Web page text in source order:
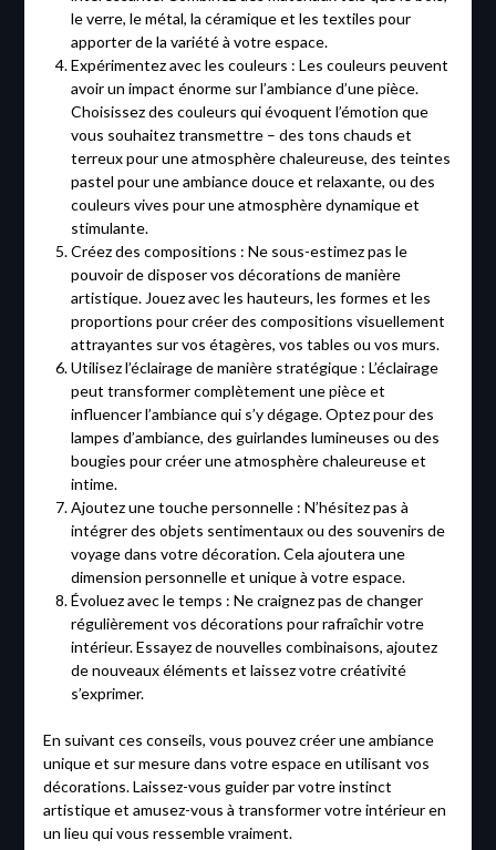
le verre, le métal, la céramique et les textiles pour
apporter de la variété à votre espace.
Expérimentez avec les couleurs : Les couleurs peuvent
avoir un impact énorme sur l’ambiance d’une pièce.
Choisissez des couleurs qui évoquent l’émotion que
vous souhaitez transmettre – des tons chauds et
terreux pour une atmosphère chaleureuse, des teintes
pastel pour une ambiance douce et relaxante, ou des
couleurs vives pour une atmosphère dynamique et
stimulante.
Créez des compositions : Ne sous-estimez pas le
pouvoir de disposer vos décorations de manière
artistique. Jouez avec les hauteurs, les formes et les
proportions pour créer des compositions visuellement
attrayantes sur vos étagères, vos tables ou vos murs.
Utilisez l’éclairage de manière stratégique : L’éclairage
peut transformer complètement une pièce et
influencer l’ambiance qui s’y dégage. Optez pour des
lampes d’ambiance, des guirlandes lumineuses ou des
bougies pour créer une atmosphère chaleureuse et
intime.
Ajoutez une touche personnelle : N’hésitez pas à
intégrer des objets sentimentaux ou des souvenirs de
voyage dans votre décoration. Cela ajoutera une
dimension personnelle et unique à votre espace.
Évoluez avec le temps : Ne craignez pas de changer
régulièrement vos décorations pour rafraîchir votre
intérieur. Essayez de nouvelles combinaisons, ajoutez
de nouveaux éléments et laissez votre créativité
s’exprimer.
En suivant ces conseils, vous pouvez créer une ambiance
unique et sur mesure dans votre espace en utilisant vos
décorations. Laissez-vous guider par votre instinct
artistique et amusez-vous à transformer votre intérieur en
un lieu qui vous ressemble vraiment.